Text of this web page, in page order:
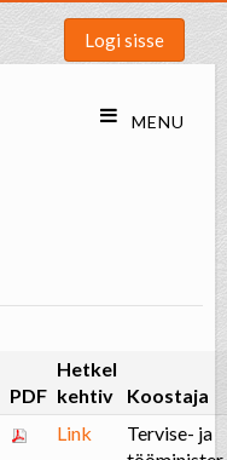
Logi sisse
PDF
Hetkel
kehtiv
Koostaja
Link
Tervise- ja